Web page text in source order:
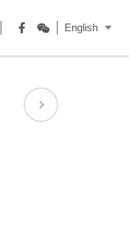
Facebook
WeChat
English